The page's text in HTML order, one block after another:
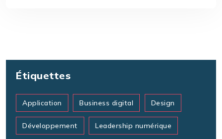
Étiquettes
Application Business digital Design
Développement Leadership numérique